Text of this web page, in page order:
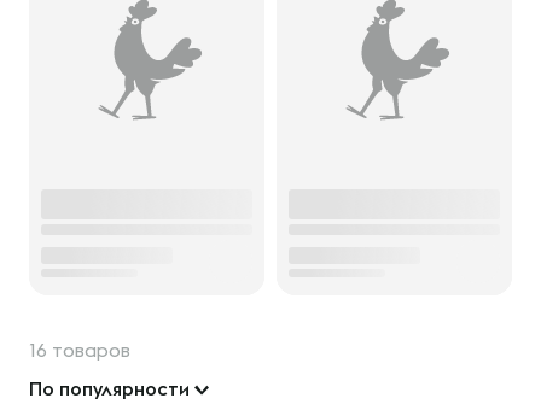
16 товаров
По популярности